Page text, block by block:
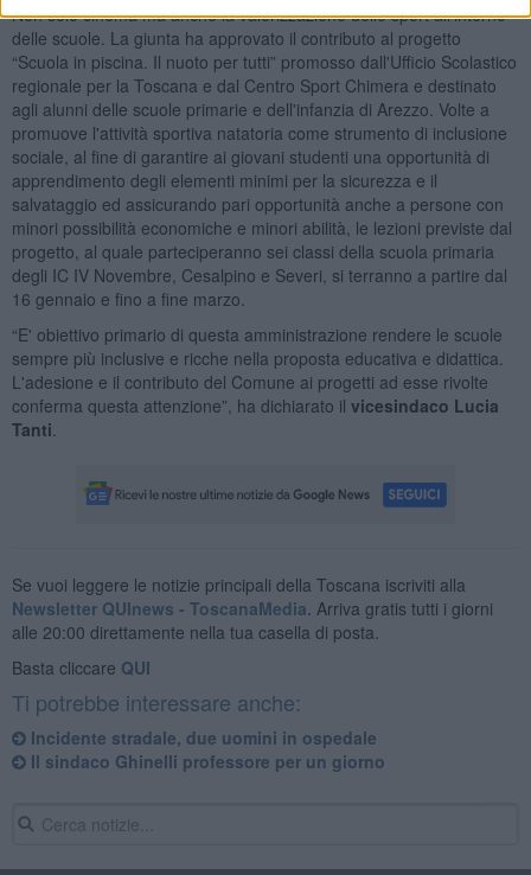
Non solo cinema ma anche la valorizzazione dello sport all'interno
delle scuole. La giunta ha approvato il contributo al progetto
“Scuola in piscina. Il nuoto per tutti” promosso dall'Ufficio Scolastico
regionale per la Toscana e dal Centro Sport Chimera e destinato
agli alunni delle scuole primarie e dell'infanzia di Arezzo. Volte a
promuove l'attività sportiva natatoria come strumento di inclusione
sociale, al fine di garantire ai giovani studenti una opportunità di
apprendimento degli elementi minimi per la sicurezza e il
salvataggio ed assicurando pari opportunità anche a persone con
minori possibilità economiche e minori abilità, le lezioni previste dal
progetto, al quale parteciperanno sei classi della scuola primaria
degli IC IV Novembre, Cesalpino e Severi, si terranno a partire dal
16 gennaio e fino a fine marzo.
“E' obiettivo primario di questa amministrazione rendere le scuole
sempre più inclusive e ricche nella proposta educativa e didattica.
L'adesione e il contributo del Comune ai progetti ad esse rivolte
conferma questa attenzione”, ha dichiarato il vicesindaco Lucia
Tanti
Se vuoi leggere le notizie principali della Toscana iscriviti alla
Newsletter QUInews - ToscanaMedia. Arriva gratis tutti i giorni
alle 20:00 direttamente nella tua casella di posta.
Basta cliccare QUI
Ti potrebbe interessare anche:
Incidente stradale, due uomini in ospedale
​Il sindaco Ghinelli professore per un giorno